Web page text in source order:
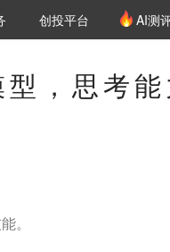
创投平台 AI测
，思考能
。